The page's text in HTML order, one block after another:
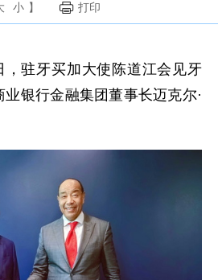
小 】 打印
，驻牙买加大使陈道江会见牙
银行金融集团董事长迈克尔·